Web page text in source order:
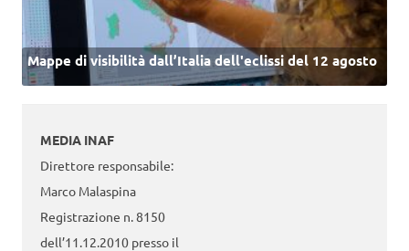
Mappe di visibilità dall’Italia dell'eclissi del 12 agosto
MEDIA INAF
Direttore responsabile:
Marco Malaspina
Registrazione n. 8150
dell’11.12.2010 presso il